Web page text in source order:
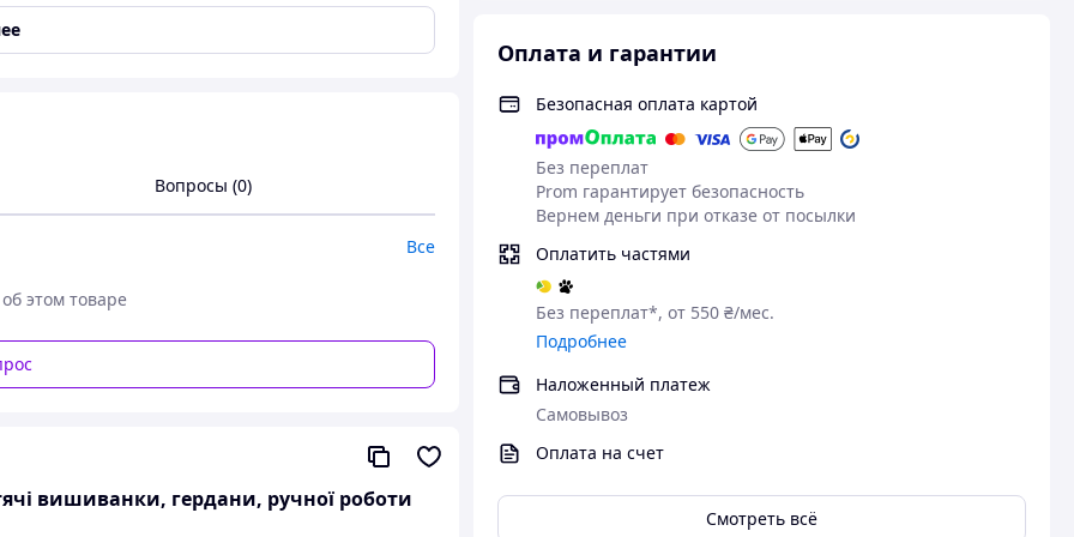
Оплата и гарантии
Безопасная оплата картой
Без переплат
Prom гарантирует безопасность
Вернем деньги при отказе от посылки
Оплатить частями
Без переплат*, от 550 ₴/мес.
Подробнее
Наложенный платеж
Самовывоз
Оплата на счет
Смотреть всё
ручна робота
:66 см.Окружність рукава 42 см.
Вопросы (0)
Все
этом товаре
вишиванки, гердани, ручної роботи